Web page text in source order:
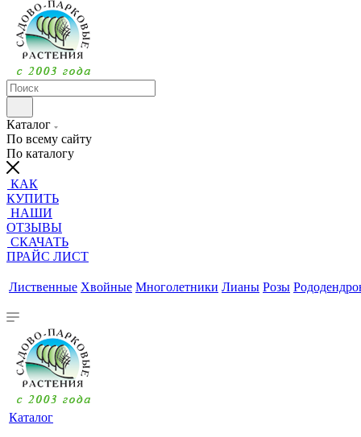
Каталог
По всему сайту
По каталогу
КАК
КУПИТЬ
НАШИ
ОТЗЫВЫ
СКАЧАТЬ
ПРАЙС ЛИСТ
Лиственные Хвойные Многолетники Лианы Розы
Каталог